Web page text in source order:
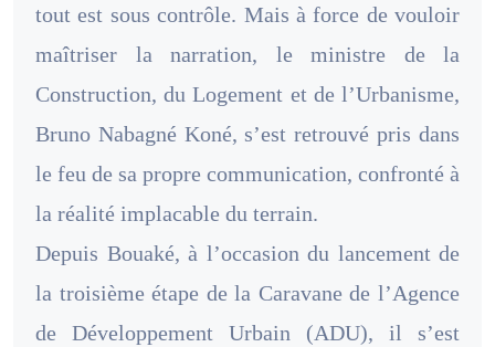
tout est sous contrôle. Mais à force de vouloir
maîtriser la narration, le ministre de la
Construction, du Logement et de l’Urbanisme,
Bruno Nabagné Koné, s’est retrouvé pris dans
le feu de sa propre communication, confronté à
la réalité implacable du terrain.
Depuis Bouaké, à l’occasion du lancement de
la troisième étape de la Caravane de l’Agence
de Développement Urbain (ADU), il s’est